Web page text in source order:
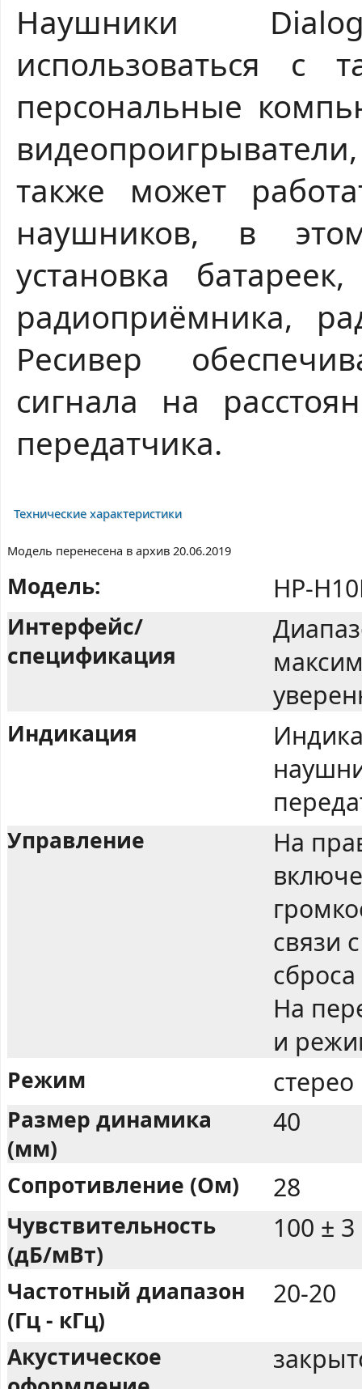
Наушники
использоваться с
персональные
также может
наушников, в
установка
радиоприёмника,
Ресивер
сигнала на
передатчика.
Технические характеристики
Модель перенесена в архив 20.06.2019
Модель: HP-
Интерфейс/
спецификация
Индикация
Управление
На
связи
На
и
Режим стерео
Размер динамика
(мм)
40
Сопротивление (Ом) 28
Чувствительность
(дБ/мВт)
100 ±
Частотный диапазон
(Гц - кГц)
20-20
Акустическое